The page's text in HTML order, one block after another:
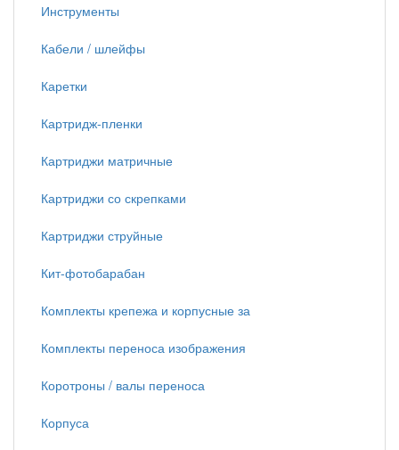
Инструменты
Кабели / шлейфы
Каретки
Картридж-пленки
Картриджи матричные
Картриджи со скрепками
Картриджи струйные
Кит-фотобарабан
Комплекты крепежа и корпусные за
Комплекты переноса изображения
Коротроны / валы переноса
Корпуса